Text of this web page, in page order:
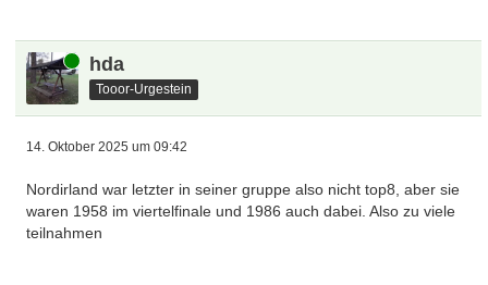
Online hda
Tooor-Urgestein
14. Oktober 2025 um 09:42
Nordirland war letzter in seiner gruppe also nicht top8, aber sie
waren 1958 im viertelfinale und 1986 auch dabei. Also zu viele
teilnahmen